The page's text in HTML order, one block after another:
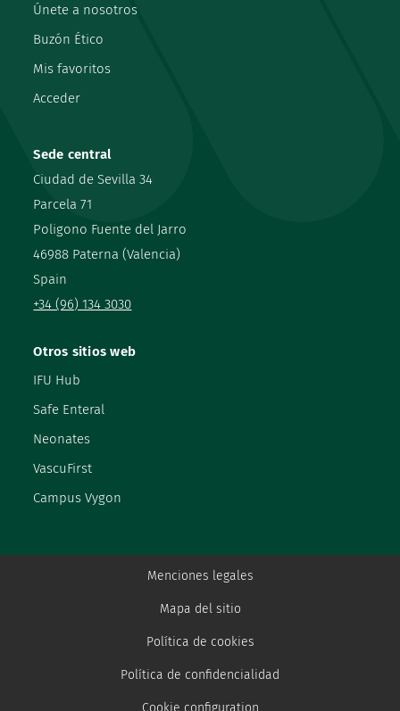
Sede central
Ciudad de Sevilla 34
Parcela 71
Poligono Fuente del Jarro
46988 Paterna (Valencia)
Spain
+34 (96) 134 3030
Únete a nosotros
Buzón Ético
Mis favoritos
Acceder
Otros sitios web
IFU Hub
Safe Enteral
Neonates
VascuFirst
Campus Vygon
Menciones legales
Mapa del sitio
Política de cookies
Política de confidencialidad
Cookie configuration